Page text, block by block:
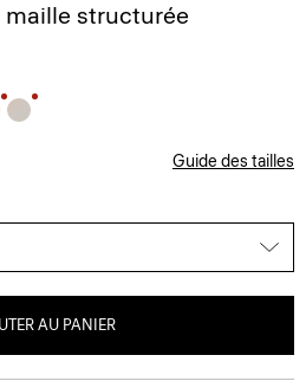
maille structurée
Guide des tailles
AU PANIER